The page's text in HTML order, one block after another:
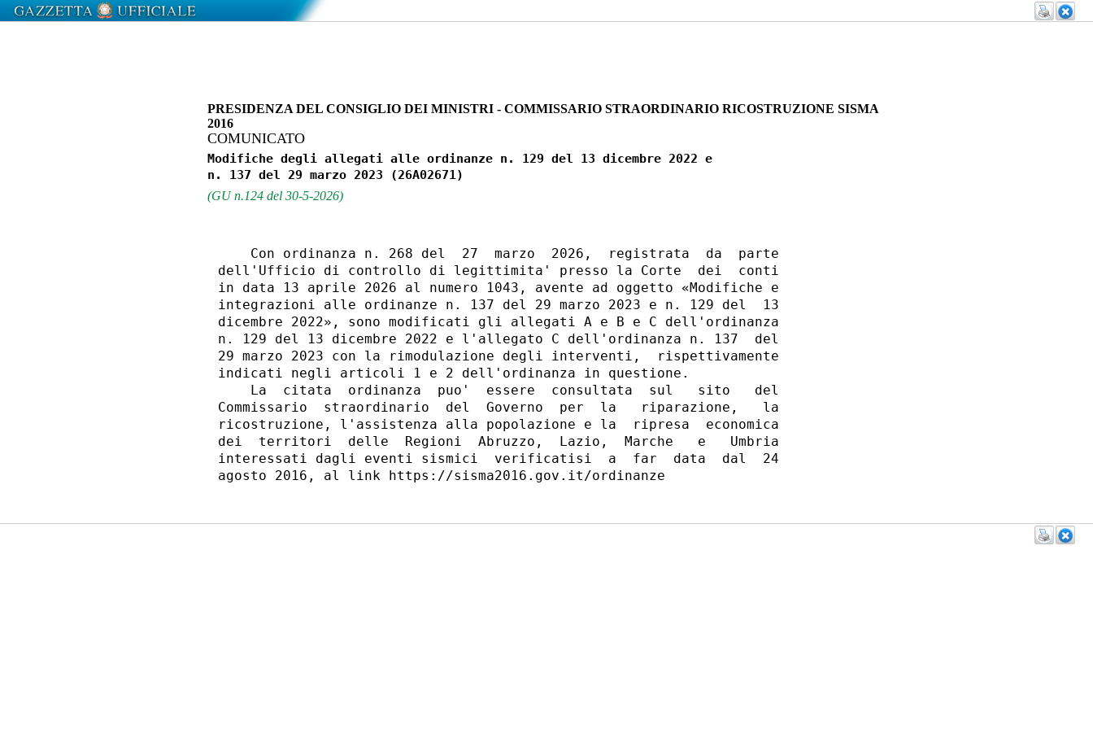
PRESIDENZA DEL CONSIGLIO DEI MINISTRI - COMMISSARIO STRAORDINARIO RICOSTRUZIONE SISMA
2016
COMUNICATO
Modifiche degli allegati alle ordinanze n. 129 del 13 dicembre 2022 e
(GU n.124 del 30-5-2026)
    Con ordinanza n. 268 del  27  marzo  2026,  registrata  da  parte
dell'Ufficio di controllo di legittimita' presso la Corte  dei  conti
in data 13 aprile 2026 al numero 1043, avente ad oggetto «Modifiche e
integrazioni alle ordinanze n. 137 del 29 marzo 2023 e n. 129 del  13
dicembre 2022», sono modificati gli allegati A e B e C dell'ordinanza
n. 129 del 13 dicembre 2022 e l'allegato C dell'ordinanza n. 137  del
29 marzo 2023 con la rimodulazione degli interventi,  rispettivamente
indicati negli articoli 1 e 2 dell'ordinanza in questione.
    La  citata  ordinanza  puo'  essere  consultata  sul   sito   del
Commissario  straordinario  del  Governo  per  la   riparazione,   la
ricostruzione, l'assistenza alla popolazione e la  ripresa  economica
dei  territori  delle  Regioni  Abruzzo,  Lazio,  Marche   e   Umbria
interessati dagli eventi sismici  verificatisi  a  far  data  dal  24